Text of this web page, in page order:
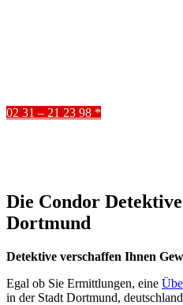
02 31 – 21 23 98 *
Die Condor
Dortmund
Detektive verschaffen Ihnen
Egal ob Sie Ermittlungen, eine
in der Stadt Dortmund,